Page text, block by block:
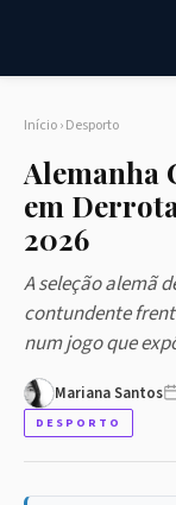
Início›Desporto
Alemanha
em
2026
A seleção alemã
contundente
num jogo que
Mariana Santos
DESPORTO